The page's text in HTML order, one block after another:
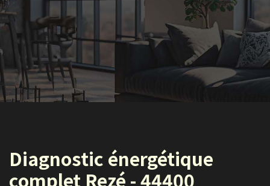
Diagnostic énergétique
complet Rezé - 44400